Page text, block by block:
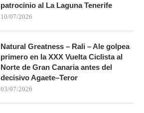
patrocinio al La Laguna Tenerife
10/07/2026
Natural Greatness – Rali – Ale golpea
primero en la XXX Vuelta Ciclista al
Norte de Gran Canaria antes del
decisivo Agaete–Teror
03/07/2026